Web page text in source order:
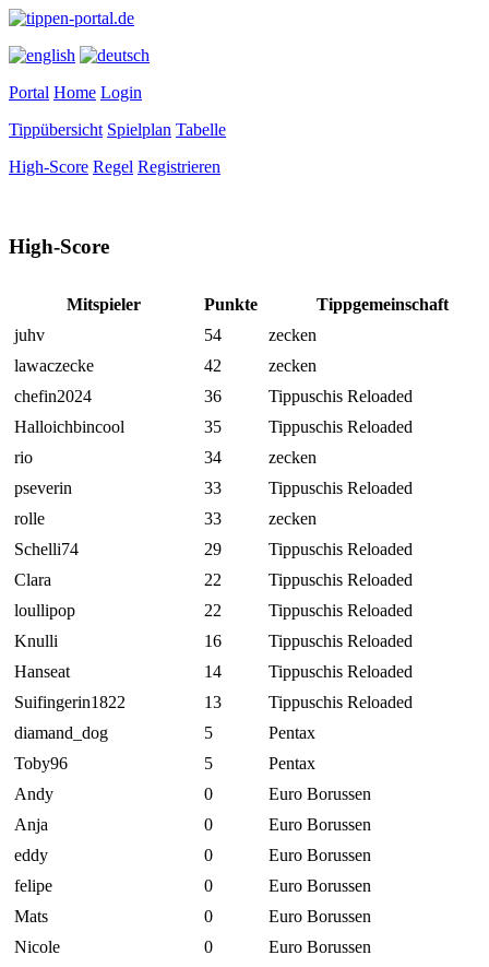
Portal Home Login
Tippübersicht Spielplan Tabelle
High-Score Regel Registrieren
High-Score
Mitspieler Punkte
Tippgemeinschaft
juhv
54
zecken
lawaczecke
42
zecken
chefin2024
36
Tippuschis Reloaded
Halloichbincool
35
Tippuschis Reloaded
rio
34
zecken
pseverin
33
Tippuschis Reloaded
rolle
33
zecken
Schelli74
29
Tippuschis Reloaded
Clara
22
Tippuschis Reloaded
loullipop
22
Tippuschis Reloaded
Knulli
16
Tippuschis Reloaded
Hanseat
14
Tippuschis Reloaded
Suifingerin1822
13
Tippuschis Reloaded
diamand_dog
5
Pentax
Toby96
5
Pentax
Andy
0
Euro Borussen
Anja
0
Euro Borussen
eddy
0
Euro Borussen
felipe
0
Euro Borussen
Mats
0
Euro Borussen
Nicole
0
Euro Borussen